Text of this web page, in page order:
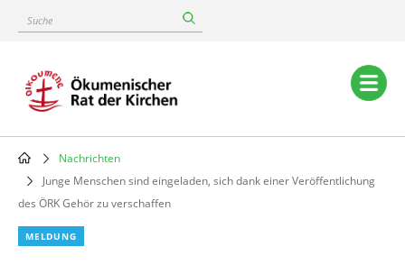
content
Suche
Main
navigation
Breadcrumb
Nachrichten
Junge Menschen sind eingeladen, sich dank einer Veröffentlichung
des ÖRK Gehör zu verschaffen
MELDUNG